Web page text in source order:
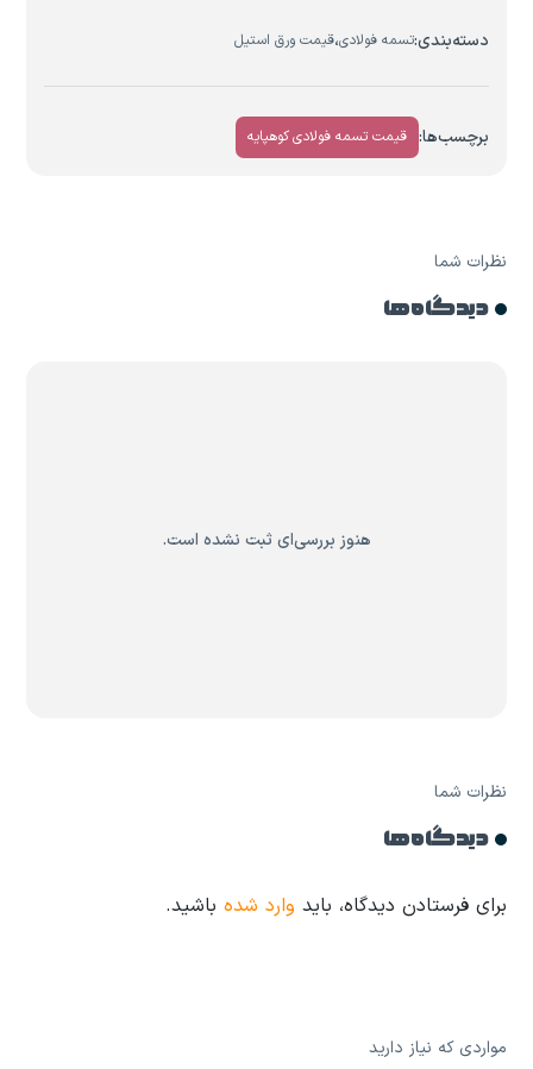
دسته‌بندی:تسمه فولادی،قیمت ورق استیل
برچسب‌ها: قیمت تسمه فولادی کوهپایه
نظرات شما
دیدگاه ها
هنوز بررسی‌ای ثبت نشده است.
نظرات شما
دیدگاه ها
برای فرستادن دیدگاه، باید وارد شده باشید.
مواردی که نیاز دارید